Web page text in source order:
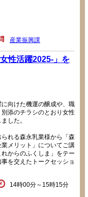
産業振興課
性活躍2025-」を
向けた機運の醸成や、職
添のチラシのとおり女性
した。
れる森永乳業様から「森
メリット」についてご講
からのふくしま」をテー
を交えたトークセッショ
14時00分～15時15分